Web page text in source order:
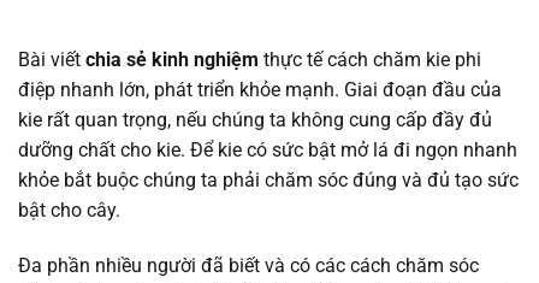
Bài viết chia sẻ kinh nghiệm thực tế cách chăm kie phi
điệp nhanh lớn, phát triển khỏe mạnh. Giai đoạn đầu của
kie rất quan trọng, nếu chúng ta không cung cấp đầy đủ
dưỡng chất cho kie. Để kie có sức bật mở lá đi ngọn nhanh
khỏe bắt buộc chúng ta phải chăm sóc đúng và đủ tạo sức
bật cho cây.
Đa phần nhiều người đã biết và có các cách chăm sóc